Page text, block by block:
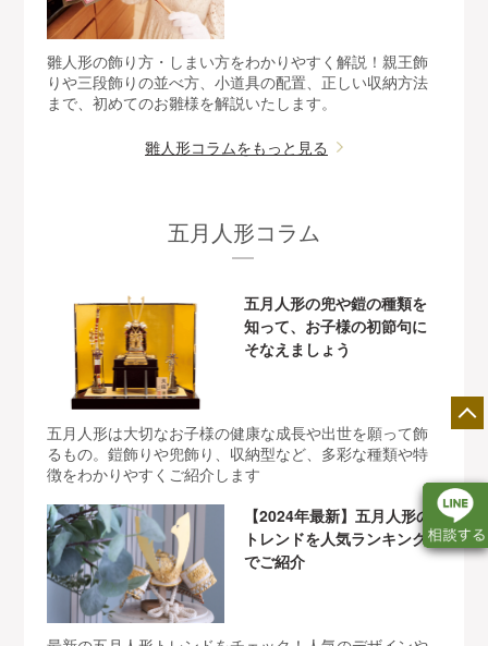
雛人形の飾り方・しまい方をわかりやすく解説！親王飾
りや三段飾りの並べ方、小道具の配置、正しい収納方法
まで、初めてのお雛様を解説いたします。
雛人形コラムをもっと見る
五月人形コラム
五月人形の兜や鎧の種類を
知って、お子様の初節句に
そなえましょう
五月人形は大切なお子様の健康な成長や出世を願って飾
るもの。鎧飾りや兜飾り、収納型など、多彩な種類や特
徴をわかりやすくご紹介します
【2024年最新】五月人形の
トレンドを人気ランキング
でご紹介